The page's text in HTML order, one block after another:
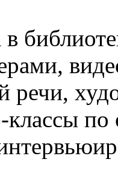
речи,
классы